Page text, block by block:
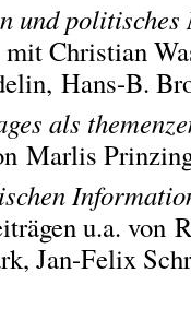
und
mit Christian
Hans-B.
als
Marlis
u.a. von
Jan-Felix